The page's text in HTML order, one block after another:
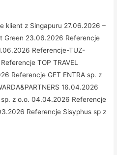
klient z Singapuru 27.06.2026 –
Green 23.06.2026 Referencje
Referencje-TUZ-
TOP TRAVEL
Referencje GET ENTRA sp. z
16.04.2026
sp. z o.o. 04.04.2026 Referencje
Referencje Sisyphus sp z